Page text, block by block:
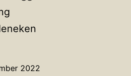
2022